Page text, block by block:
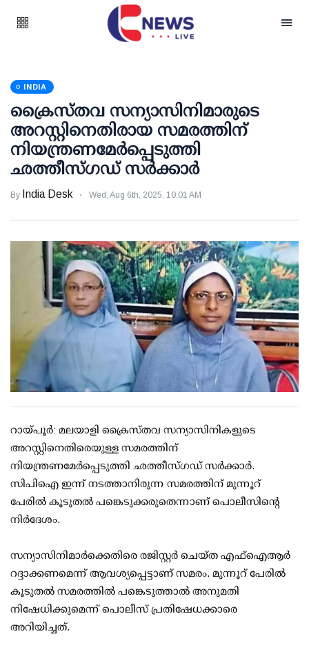
INDIA
ക്രൈസ്തവ സന്യാസിനിമാരുടെ
അറസ്റ്റിനെതിരായ സമരത്തിന്
നിയന്ത്രണമേര്‍പ്പെടുത്തി
ഛത്തീസ്ഗഡ് സര്‍ക്കാര്‍
By India Desk Wed, Aug 6th, 2025, 10:01 AM
റായ്പൂര്‍: മലയാളി ക്രൈസ്തവ സന്യാസിനികളുടെ
അറസ്റ്റിനെതിരെയുള്ള സമരത്തിന്
നിയന്ത്രണമേര്‍പ്പെടുത്തി ഛത്തീസ്ഗഡ് സര്‍ക്കാര്‍.
സിപിഐ ഇന്ന് നടത്താനിരുന്ന സമരത്തിന് മുന്നൂറ്
പേരില്‍ കൂടുതല്‍ പങ്കെടുക്കരുതെന്നാണ് പൊലീസിന്റെ
നിര്‍ദേശം.
സന്യാസിനിമാര്‍ക്കെതിരെ രജിസ്റ്റര്‍ ചെയ്ത എഫ്‌ഐആര്‍
റദ്ദാക്കണമെന്ന് ആവശ്യപ്പെട്ടാണ് സമരം. മുന്നൂറ് പേരില്‍
കൂടുതല്‍ സമരത്തില്‍ പങ്കെടുത്താല്‍ അനുമതി
നിഷേധിക്കുമെന്ന് പൊലീസ് പ്രതിഷേധക്കാരെ
അറിയിച്ചത്.